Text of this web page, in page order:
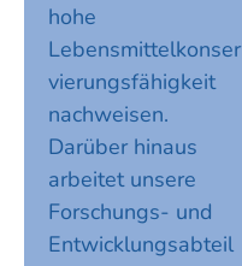
hohe
Lebensmittelkonser
vierungsfähigkeit
nachweisen.
Darüber hinaus
arbeitet unsere
Forschungs- und
Entwicklungsabteil